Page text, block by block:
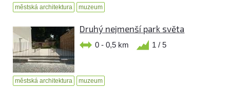
městská architektura muzeum
Druhý nejmenší park světa
0 - 0,5 km 1 / 5
městská architektura muzeum